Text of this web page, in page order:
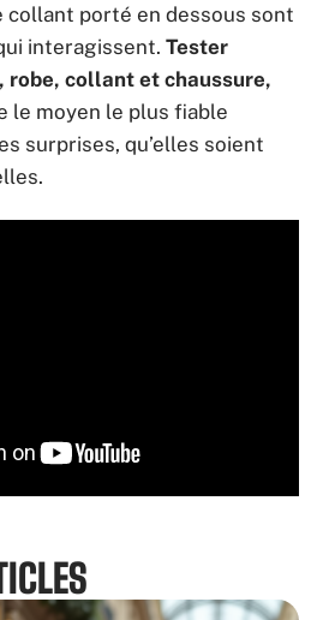
collant porté en dessous sont
interagissent. Tester
robe, collant et chaussure,
le moyen le plus fiable
surprises, qu’elles soient